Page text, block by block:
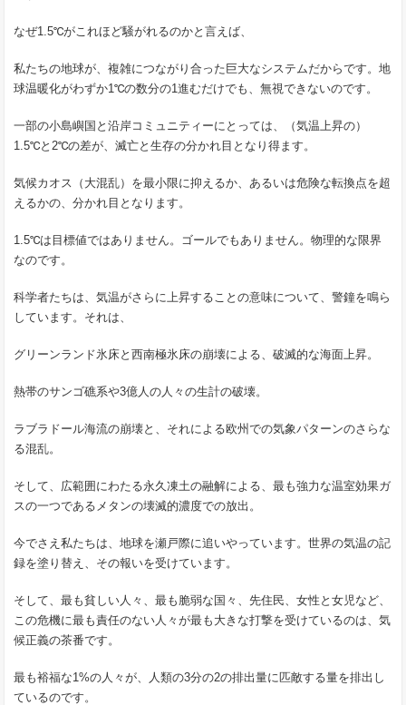
なぜ1.5℃がこれほど騒がれるのかと言えば、
私たちの地球が、複雑につながり合った巨大なシステムだからです。地
球温暖化がわずか1℃の数分の1進むだけでも、無視できないのです。
一部の小島嶼国と沿岸コミュニティーにとっては、（気温上昇の）
1.5℃と2℃の差が、滅亡と生存の分かれ目となり得ます。
気候カオス（大混乱）を最小限に抑えるか、あるいは危険な転換点を超
えるかの、分かれ目となります。
1.5℃は目標値ではありません。ゴールでもありません。物理的な限界
なのです。
科学者たちは、気温がさらに上昇することの意味について、警鐘を鳴ら
しています。それは、
グリーンランド氷床と西南極氷床の崩壊による、破滅的な海面上昇。
熱帯のサンゴ礁系や3億人の人々の生計の破壊。
ラブラドール海流の崩壊と、それによる欧州での気象パターンのさらな
る混乱。
そして、広範囲にわたる永久凍土の融解による、最も強力な温室効果ガ
スの一つであるメタンの壊滅的濃度での放出。
今でさえ私たちは、地球を瀬戸際に追いやっています。世界の気温の記
録を塗り替え、その報いを受けています。
そして、最も貧しい人々、最も脆弱な国々、先住民、女性と女児など、
この危機に最も責任のない人々が最も大きな打撃を受けているのは、気
候正義の茶番です。
最も裕福な1%の人々が、人類の3分の2の排出量に匹敵する量を排出し
ているのです。